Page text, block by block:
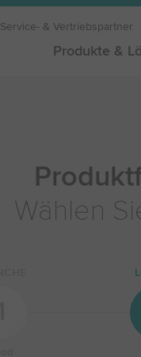
Service- & Vertriebspartner
Produkte &
Wählen